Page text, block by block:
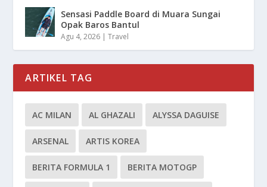
Sensasi Paddle Board di Muara Sungai
Opak Baros Bantul
Agu 4, 2026 |Travel
ARTIKEL TAG
AC MILAN AL GHAZALI ALYSSA DAGUISE
ARSENAL ARTIS KOREA
BERITA FORMULA 1 BERITA MOTOGP